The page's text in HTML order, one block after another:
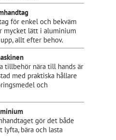
för enkel och bekväm
mycket lätt i aluminium
allt efter behov.
tillbehör nära till hands är
med praktiska hållare
och
gör det både
lyfta, bära och lasta